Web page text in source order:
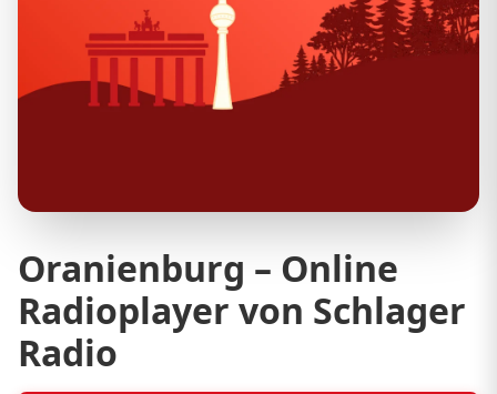
Oranienburg – Online
Radioplayer von Schlager
Radio